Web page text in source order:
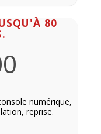
80
numérique,
reprise.